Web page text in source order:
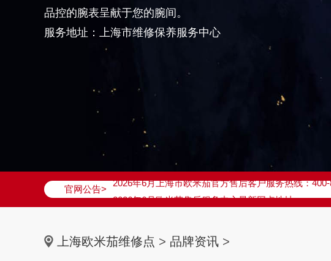
品控的腕表呈献于您的腕间。
服务地址：上海市维修保养服务中心
官网公告>
2026年6月欧米茄上海市售后服务网络优化升级公告
2026年6月上海市欧米茄官方售后客户服务热线：400-
2026年6月欧米茄售后服务中心最新网点地址：
上海市黄浦区南京东路299号宏伊国际广场写字楼8层
上海欧米茄维修点 > 品牌资讯 >